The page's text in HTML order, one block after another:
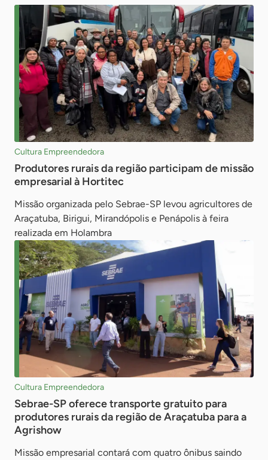
Cultura Empreendedora
Produtores rurais da região participam de missão
empresarial à Hortitec
Missão organizada pelo Sebrae-SP levou agricultores de
Araçatuba, Birigui, Mirandópolis e Penápolis à feira
realizada em Holambra
Cultura Empreendedora
Sebrae-SP oferece transporte gratuito para
produtores rurais da região de Araçatuba para a
Agrishow
Missão empresarial contará com quatro ônibus saindo